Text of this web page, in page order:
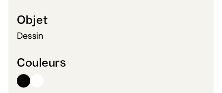
Objet
Dessin
Couleurs